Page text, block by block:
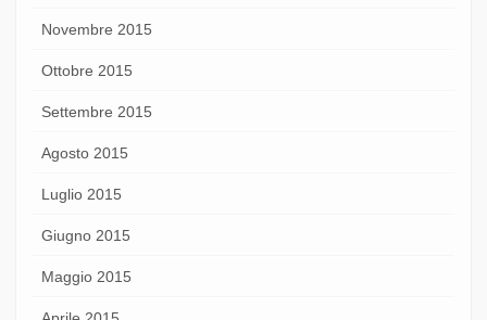
Novembre 2015
Ottobre 2015
Settembre 2015
Agosto 2015
Luglio 2015
Giugno 2015
Maggio 2015